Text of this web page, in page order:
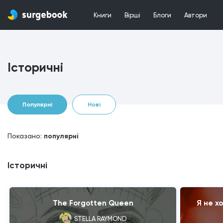
Книги Вірші Блоги Автори
Історичні
Популярні Нові
Показано: популярні
Історичні
The Forgotten Queen
STELLA RAYMOND
Я не